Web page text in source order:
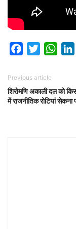
FacebookTwitter
Previous article
शिरोमणि अकाली दल को
में राजनीतिक रोटियां सेकना